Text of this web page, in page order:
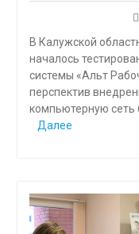
В Калужской
началось
системы «Альт
перспектив
компьютерную сеть
Далее